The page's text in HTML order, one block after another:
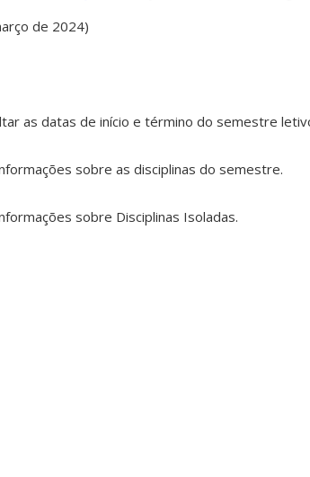
de 2024)
as datas de início e término do semestre
sobre as disciplinas do semestre.
sobre Disciplinas Isoladas.